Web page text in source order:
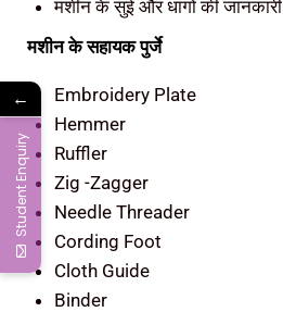
मशीन के सुई और धागों की जानकारी
मशीन के सहायक पुर्जे
Embroidery Plate
Hemmer
Ruffler
Zig -Zagger
Needle Threader
Cording Foot
Cloth Guide
Binder
←
Student Enquiry